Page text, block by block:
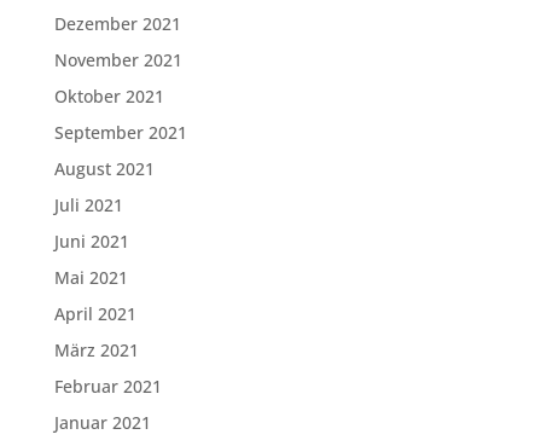
Dezember 2021
November 2021
Oktober 2021
September 2021
August 2021
Juli 2021
Juni 2021
Mai 2021
April 2021
März 2021
Februar 2021
Januar 2021